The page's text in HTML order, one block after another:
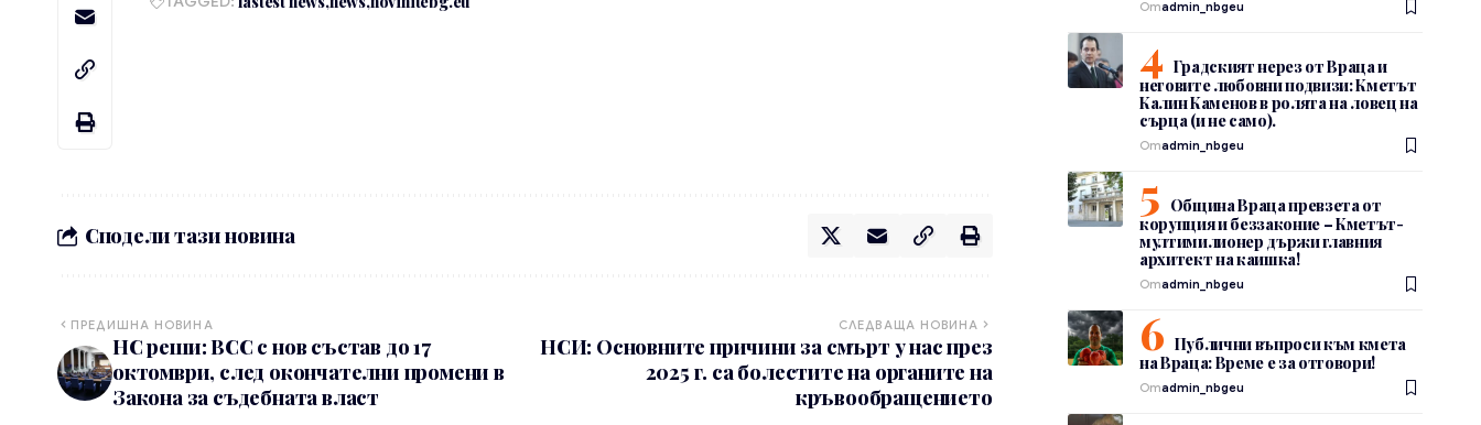
Сподели тази новина
ПРЕДИШНА НОВИНА
НС реши: ВСС с нов състав до 17
октомври, след окончателни промени в
Закона за съдебната власт
СЛЕДВАЩА НОВИНА
НСИ: Основните причини за смърт у нас през
2025 г. са болестите на органите на
кръвообращението
Отadmin_nbgeu
Градският нерез от Враца и
неговите любовни подвизи: Кметът
Калин Каменов в ролята на ловец на
сърца (и не само).
Отadmin_nbgeu
Община Враца превзета от
корупция и беззаконие – Кметът-
мултимилионер държи главния
архитект на каишка!
Отadmin_nbgeu
Публични въпроси към кмета
на Враца: Време е за отговори!
Отadmin_nbgeu